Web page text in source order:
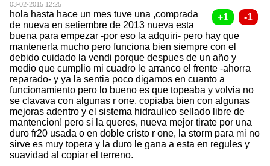
03-02-2015 12:25
hola hasta hace un mes tuve una ,comprada
de nueva en setiembre de 2013 nueva esta
buena para empezar -por eso la adquiri- pero hay que
mantenerla mucho pero funciona bien siempre con el
debido cuidado la vendi porque despues de un año y
medio que cumplio mi cuadro le arranco el frente -ahorra
reparado- y ya la sentia poco digamos en cuanto a
funcionamiento pero lo bueno es que topeaba y volvia no
se clavava con algunas r one, copiaba bien con algunas
mejoras adentro y el sistema hidraulico sellado libre de
mantencion! pero si la queres, nueva mejor tirate por una
duro fr20 usada o en doble cristo r one, la storm para mi no
sirve es muy topera y la duro le gana a esta en regules y
suavidad al copiar el terreno.